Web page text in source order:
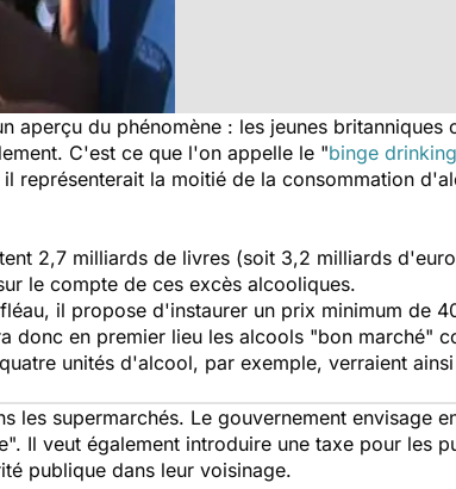
aperçu du phénomène : les jeunes britanniques
C'est ce que l'on appelle le "binge drinking
représenterait la moitié de la consommation
2,7 milliards de livres (soit 3,2 milliards
le compte de ces excès alcooliques.
il propose d'instaurer un prix minimum de
donc en premier lieu les alcools "bon marché"
unités d'alcool, par exemple, verraient
les supermarchés. Le gouvernement envisage
Il veut également introduire une taxe pour les
publique dans leur voisinage.